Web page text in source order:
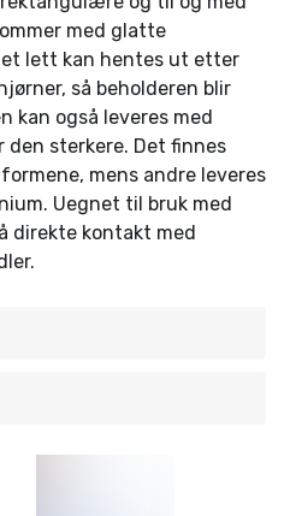
med glatte
lett kan hentes ut etter
så beholderen blir
kan også leveres med
den sterkere. Det finnes
mens andre leveres
Uegnet til bruk med
direkte kontakt med